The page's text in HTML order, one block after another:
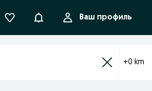
УведомленияВаш профиль
+0 km